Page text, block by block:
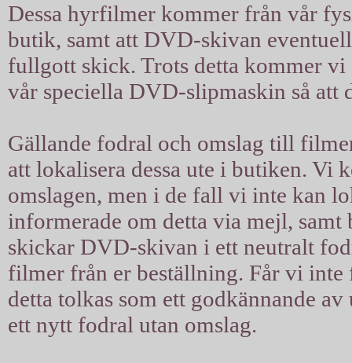
Dessa hyrfilmer kommer från vår
butik, samt att DVD-skivan
fullgott skick. Trots detta kommer
vår speciella DVD-slipmaskin så
Gällande fodral och omslag till
att lokalisera dessa ute i butiken. Vi
omslagen, men i de fall vi inte kan
informerade om detta via mejl,
skickar DVD-skivan i ett neutralt
filmer från er beställning. Får vi
detta tolkas som ett godkännande
ett nytt fodral utan omslag.